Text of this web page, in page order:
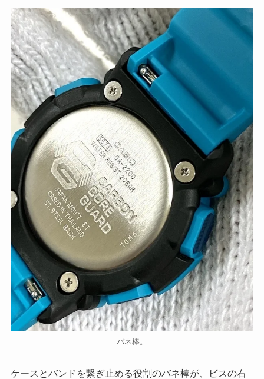
バネ棒。
ケースとバンドを繋ぎ止める役割のバネ棒が、ビスの右